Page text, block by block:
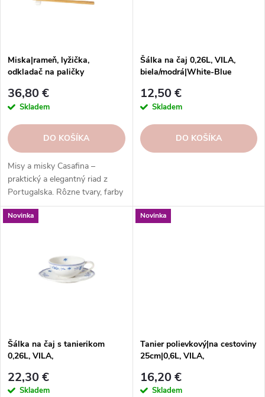
u
k
t
o
v
d
u
k
t
v
Miska|rameň, lyžička,
odkladač na paličky
biela|Salt|Casafina
36,80 €
Skladem
DO KOŠÍKA
Misy a misky Casafina –
praktický a elegantný riad z
Portugalska. Rôzne tvary, farby
a vzory pre každú príležitosť.
Misy a misky Casafina – radosť
Šálka na čaj 0,26L, VILA,
biela/modrá|White-Blue
12,50 €
Skladem
DO KOŠÍKA
Novinka
Šálka na čaj s tanierikom
0,26L, VILA,
22,30 €
Skladem
Novinka
Tanier polievkový|na cestoviny
25cm|0,6L, VILA,
16,20 €
Skladem